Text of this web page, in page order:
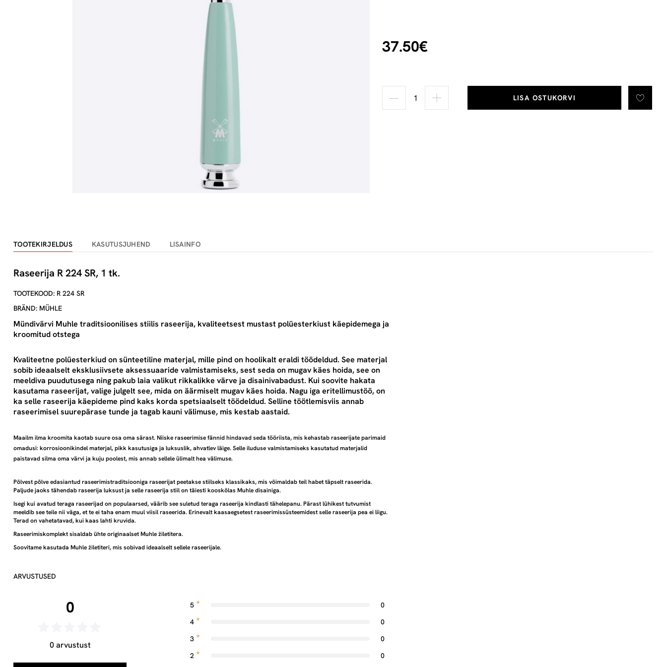
37.50€
LISA OSTUKORVI
TOOTEKIRJELDUS KASUTUSJUHEND LISAINFO
Raseerija R 224 SR, 1 tk.
TOOTEKOOD: R 224 SR
BRÄND: MÜHLE
Mündivärvi Muhle traditsioonilises stiilis raseerija, kvaliteetsest mustast polüesterkiust käepidemega ja
kroomitud otstega
Kvaliteetne polüesterkiud on sünteetiline materjal, mille pind on hoolikalt eraldi töödeldud. See materjal
sobib ideaalselt eksklusiivsete aksessuaaride valmistamiseks, sest seda on mugav käes hoida, see on
meeldiva puudutusega ning pakub laia valikut rikkalikke värve ja disainivabadust. Kui soovite hakata
kasutama raseerijat, valige julgelt see, mida on äärmiselt mugav käes hoida. Nagu iga eritellimustöö, on
ka selle raseerija käepideme pind kaks korda spetsiaalselt töödeldud. Selline töötlemisviis annab
raseerimisel suurepärase tunde ja tagab kauni välimuse, mis kestab aastaid.
Maailm ilma kroomita kaotab suure osa oma särast. Niiske raseerimise fännid hindavad seda tööriista, mis kehastab raseerijate parimaid
omadusi: korrosioonikindel materjal, pikk kasutusiga ja luksuslik, ahvatlev läige. Selle iluduse valmistamiseks kasutatud materjalid
paistavad silma oma värvi ja kuju poolest, mis annab sellele ülimalt hea välimuse.
Põlvest põlve edasiantud raseerimistraditsiooniga raseerijat peetakse stiilseks klassikaks, mis võimaldab teil habet täpselt raseerida.
Paljude jaoks tähendab raseerija luksust ja selle raseerija stiil on täiesti kooskõlas Muhle disainiga.
Isegi kui avatud teraga raseerijad on populaarsed, väärib see suletud teraga raseerija kindlasti tähelepanu. Pärast lühikest tutvumist
meeldib see teile nii väga, et te ei taha enam muul viisil raseerida. Erinevalt kaasaegsetest raseerimissüsteemidest selle raseerija pea ei liigu.
Terad on vahetatavad, kui kaas lahti kruvida.
Raseerimiskomplekt sisaldab ühte originaalset Muhle žiletitera.
Soovitame kasutada Muhle žiletiteri, mis sobivad ideaalselt sellele raseerijale.
ARVUSTUSED
0
0 arvustust
5
0
4
0
3
0
2
0